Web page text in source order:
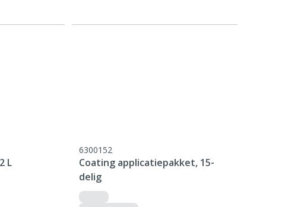
L
6300152
Coating applicatiepakket, 15-
delig